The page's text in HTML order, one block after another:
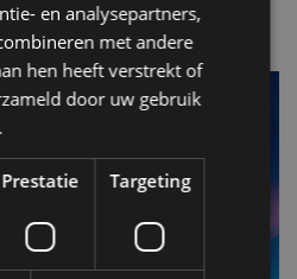
en analysepartners,
met andere
hen heeft verstrekt of
door uw gebruik
Prestatie Targeting